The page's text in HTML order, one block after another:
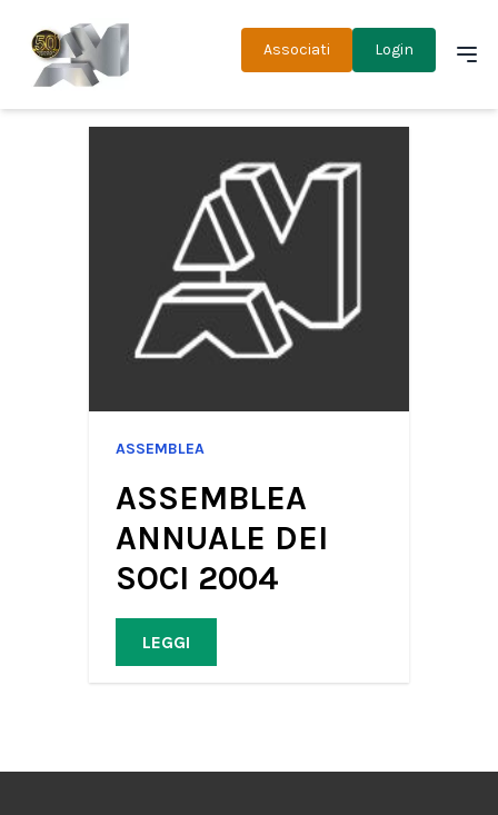
Associati Login
ASSEMBLEA
ASSEMBLEA
ANNUALE DEI
SOCI 2004
LEGGI